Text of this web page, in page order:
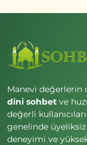
Manevi değerlerin
dini sohbet ve
değerli
genelinde
deneyimi ve